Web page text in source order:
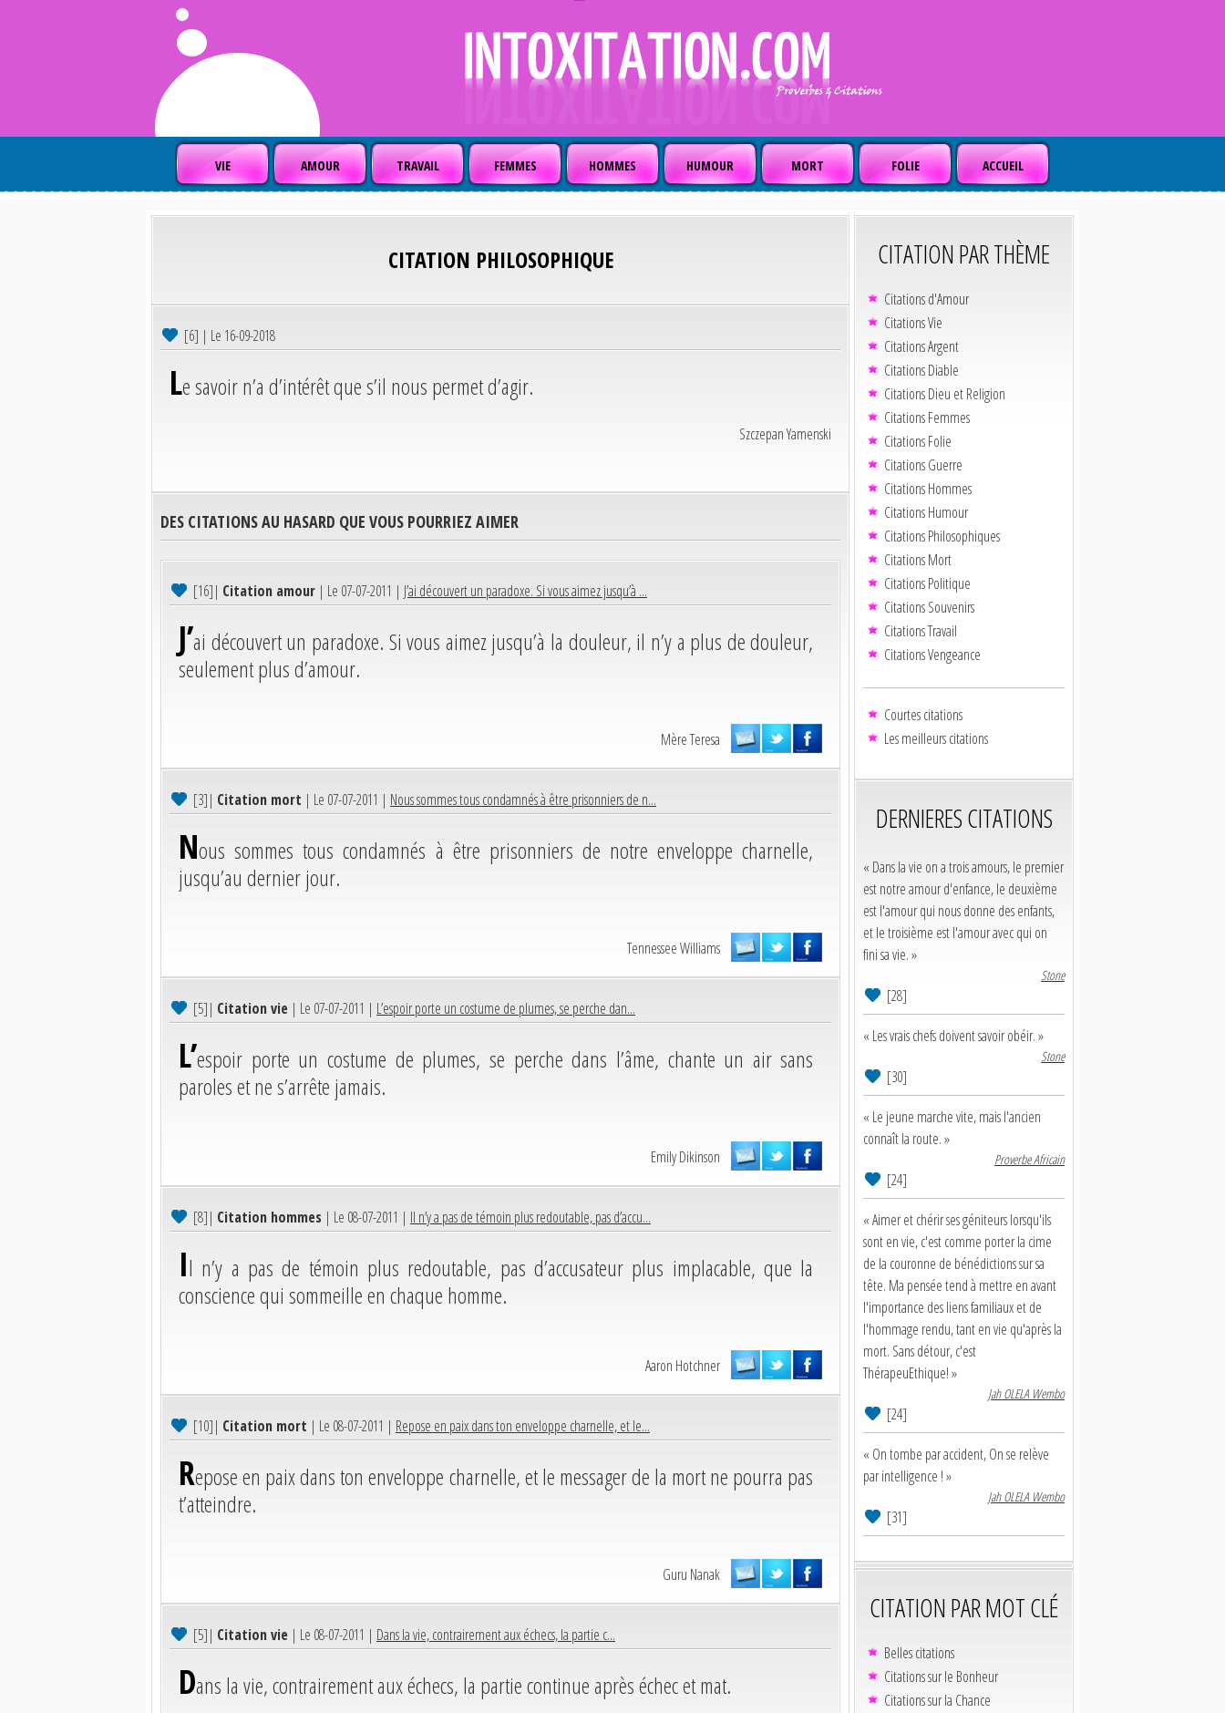
VIE AMOUR TRAVAIL FEMMES HOMMES HUMOUR MORT FOLIE ACCUEIL
CITATION PHILOSOPHIQUE
[6] | Le 16-09-2018
Le savoir n’a d’intérêt que s’il nous permet d’agir.
Szczepan Yamenski
DES CITATIONS AU HASARD QUE VOUS POURRIEZ AIMER
[16]| Citation amour | Le 07-07-2011 | J’ai découvert un paradoxe. Si vous aimez jusqu’à ...
J’ai découvert un paradoxe. Si vous aimez jusqu’à la douleur, il n’y a plus de douleur,
seulement plus d’amour.
Mère Teresa
[3]| Citation mort | Le 07-07-2011 | Nous sommes tous condamnés à être prisonniers de n...
Nous sommes tous condamnés à être prisonniers de notre enveloppe charnelle,
jusqu’au dernier jour.
Tennessee Williams
[5]| Citation vie | Le 07-07-2011 | L’espoir porte un costume de plumes, se perche dan...
L’espoir porte un costume de plumes, se perche dans l’âme, chante un air sans
paroles et ne s’arrête jamais.
Emily Dikinson
[8]| Citation hommes | Le 08-07-2011 | Il n’y a pas de témoin plus redoutable, pas d’accu...
Il n’y a pas de témoin plus redoutable, pas d’accusateur plus implacable, que la
conscience qui sommeille en chaque homme.
Aaron Hotchner
[10]| Citation mort | Le 08-07-2011 | Repose en paix dans ton enveloppe charnelle, et le...
Repose en paix dans ton enveloppe charnelle, et le messager de la mort ne pourra pas
t’atteindre.
Guru Nanak
[5]| Citation vie | Le 08-07-2011 | Dans la vie, contrairement aux échecs, la partie c...
Dans la vie, contrairement aux échecs, la partie continue après échec et mat.
CITATION PAR THÈME
Citations d'Amour
Citations Vie
Citations Argent
Citations Diable
Citations Dieu et Religion
Citations Femmes
Citations Folie
Citations Guerre
Citations Hommes
Citations Humour
Citations Philosophiques
Citations Mort
Citations Politique
Citations Souvenirs
Citations Travail
Citations Vengeance
Courtes citations
Les meilleurs citations
DERNIERES CITATIONS
« Dans la vie on a trois amours, le premier
est notre amour d'enfance, le deuxième
est l'amour qui nous donne des enfants,
et le troisième est l'amour avec qui on
fini sa vie. »
Stone
[28]
« Les vrais chefs doivent savoir obéir. »
Stone
[30]
« Le jeune marche vite, mais l'ancien
connaît la route. »
Proverbe Africain
[24]
« Aimer et chérir ses géniteurs lorsqu'ils
sont en vie, c'est comme porter la cime
de la couronne de bénédictions sur sa
tête. Ma pensée tend à mettre en avant
l'importance des liens familiaux et de
l'hommage rendu, tant en vie qu'après la
mort. Sans détour, c'est
ThérapeuEthique! »
Jah OLELA Wembo
[24]
« On tombe par accident, On se relève
par intelligence ! »
Jah OLELA Wembo
[31]
CITATION PAR MOT CLÉ
Belles citations
Citations sur le Bonheur
Citations sur la Chance